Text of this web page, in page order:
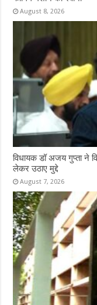
August 8, 2026
विधायक डॉ अजय गुप्ता ने
लेकर उठाए मुद्दे
August 7, 2026